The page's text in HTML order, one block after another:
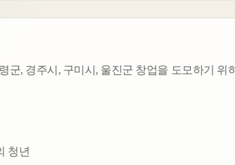
군, 경주시, 구미시, 울진군 창업을 도모하기 위
청년